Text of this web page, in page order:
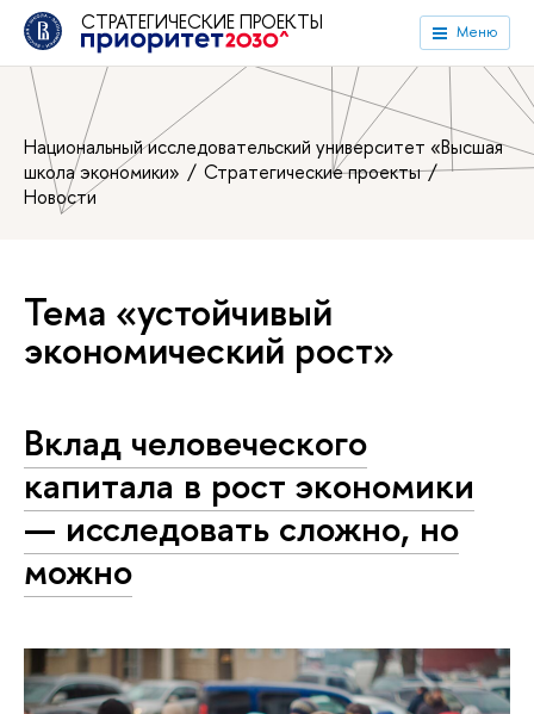
СТРАТЕГИЧЕСКИЕ ПРОЕКТЫ Меню
Национальный исследовательский университет «Высшая
школа экономики»
Стратегические проекты
Новости
Тема «устойчивый
экономический рост»
Вклад человеческого
капитала в рост экономики
— исследовать сложно, но
можно